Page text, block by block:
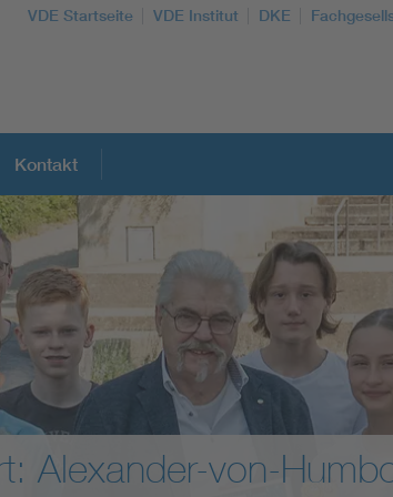
VDE Startseite VDE Institut DKE
Weitere Themen
Assisted Living
Electromobility
Energy efficiency
Kontakt
Deutschland